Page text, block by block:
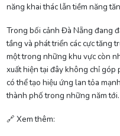
năng khai thác lẫn tiềm năng
Trong bối cảnh Đà Nẵng đang
tầng và phát triển các cực tăng
một trong những khu vực còn
xuất hiện tại đây không chỉ
có thể tạo hiệu ứng lan tỏa
thành phố trong những năm tới.
🔗 Xem thêm: